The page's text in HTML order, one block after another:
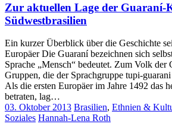
Zur aktuellen Lage der Guaraní-
Südwestbrasilien
Ein kurzer Überblick über die Geschichte
Europäer Die Guaraní bezeichnen sich
Sprache „Mensch“ bedeutet. Zum Volk der
Gruppen, die der Sprachgruppe tupi-
Als die ersten Europäer im Jahre 1492 das
betraten, lag…
03. Oktober 2013 Brasilien, Ethnien &
Soziales Hannah-Lena Roth